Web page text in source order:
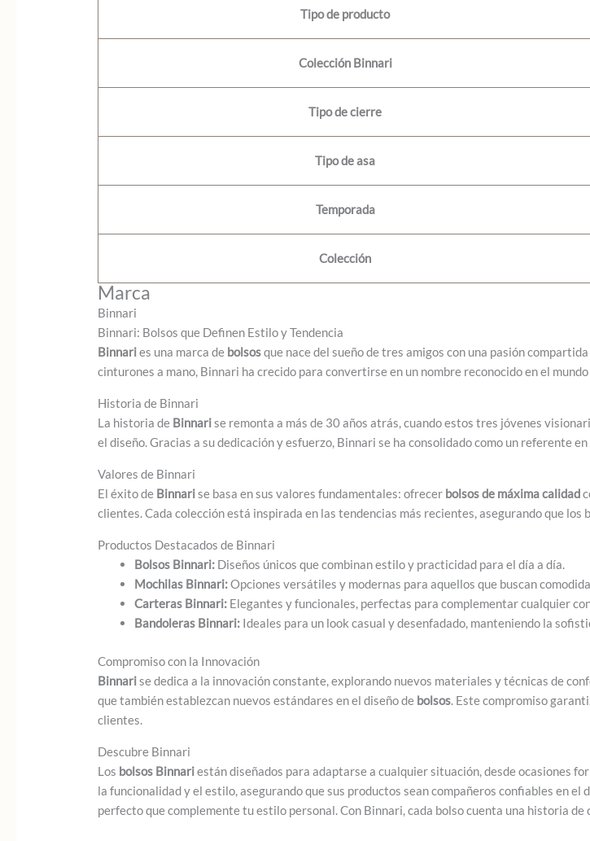
Tipo de producto
Colección Binnari
Tipo de cierre
Tipo de asa
Temporada
Colección
Marca
Binnari
Binnari: Bolsos que Definen Estilo y Tendencia
Binnaries una marca de bolsosque nace del sueño de tres amigos con una pasión
cinturones a mano, Binnari ha crecido para convertirse en un nombre reconocido en el mundo
Historia de Binnari
La historia de Binnarise remonta a más de 30 años atrás, cuando estos tres jóvenes
el diseño. Gracias a su dedicación y esfuerzo, Binnari se ha consolidado como un referente
Valores de Binnari
El éxito de Binnarise basa en sus valores fundamentales: ofrecer bolsos de máxima calidad
clientes. Cada colección está inspirada en las tendencias más recientes, asegurando que
Productos Destacados de Binnari
Bolsos Binnari: Diseños únicos que combinan estilo y practicidad para el día a día.
Mochilas Binnari:Opciones versátiles y modernas para aquellos que buscan
Carteras Binnari: Elegantes y funcionales, perfectas para complementar cualquier
Bandoleras Binnari: Ideales para un look casual y desenfadado, manteniendo la
Compromiso con la Innovación
Binnarise dedica a la innovación constante, explorando nuevos materiales y técnicas de
que también establezcan nuevos estándares en el diseño de bolsos . Este compromiso
clientes.
Descubre Binnari
Los bolsos Binnariestán diseñados para adaptarse a cualquier situación, desde ocasiones
la funcionalidad y el estilo, asegurando que sus productos sean compañeros confiables en el
perfecto que complemente tu estilo personal. Con Binnari, cada bolso cuenta una historia